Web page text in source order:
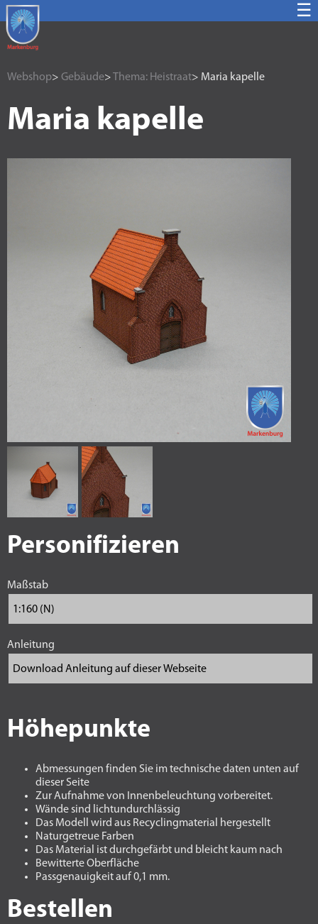
☰
Webshop> Gebäude> Thema: Heistraat> Maria kapelle
Maria kapelle
Personifizieren
Maßstab
Anleitung
Höhepunkte
Abmessungen finden Sie im technische daten unten auf
dieser Seite
Zur Aufnahme von Innenbeleuchtung vorbereitet.
Wände sind lichtundurchlässig
Das Modell wird aus Recyclingmaterial hergestellt
Naturgetreue Farben
Das Material ist durchgefärbt und bleicht kaum nach
Bewitterte Oberfläche
Passgenauigkeit auf 0,1 mm.
Bestellen